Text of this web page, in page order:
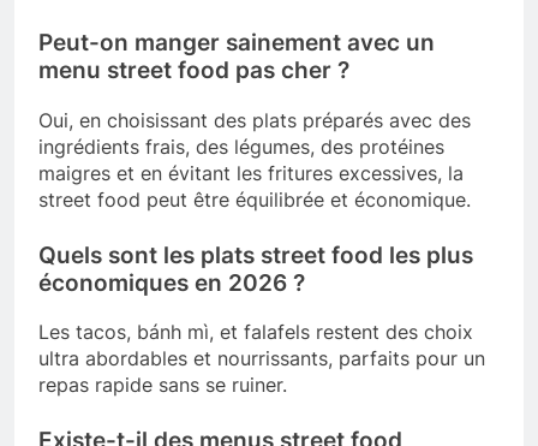
Peut-on manger sainement avec un
menu street food pas cher ?
Oui, en choisissant des plats préparés avec des
ingrédients frais, des légumes, des protéines
maigres et en évitant les fritures excessives, la
street food peut être équilibrée et économique.
Quels sont les plats street food les plus
économiques en 2026 ?
Les tacos, bánh mì, et falafels restent des choix
ultra abordables et nourrissants, parfaits pour un
repas rapide sans se ruiner.